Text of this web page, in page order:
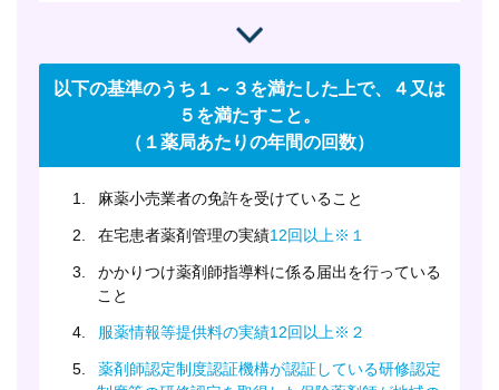
以下の基準のうち１～３を満たした上で、４又は
５を満たすこと。
（１薬局あたりの年間の回数）
1. 麻薬小売業者の免許を受けていること
2. 在宅患者薬剤管理の実績12回以上※１
3.
かかりつけ薬剤師指導料に係る届出を行っている
こと
4. 服薬情報等提供料の実績12回以上※２
5.
薬剤師認定制度認証機構が認証している研修認定